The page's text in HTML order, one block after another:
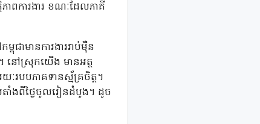
ាពការងារ ខណៈដែលភាគី
ាមានការងាររាប់ម៉ឺន
នៅស្រុកយើង មានអត្ថ
របបភាគទានស្ម័គ្រចិត្ត។
តាំងពីថ្ងៃចូលរៀនដំបូង។ ដូច